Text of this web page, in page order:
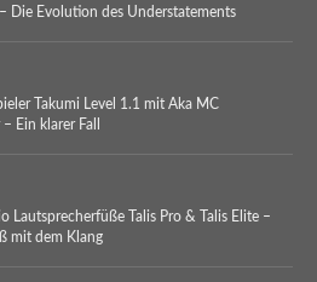
– Die Evolution des Understatements
Takumi Level 1.1 mit Aka MC
Ein klarer Fall
Lautsprecherfüße Talis Pro & Talis Elite –
mit dem Klang